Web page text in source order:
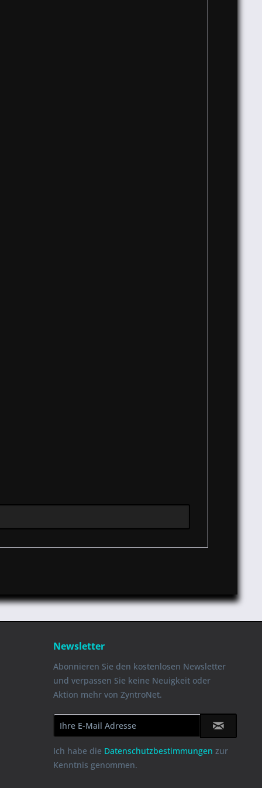
Newsletter
Abonnieren Sie den kostenlosen Newsletter
und verpassen Sie keine Neuigkeit oder
Aktion mehr von ZyntroNet.
Ich habe die Datenschutzbestimmungen zur
Kenntnis genommen.